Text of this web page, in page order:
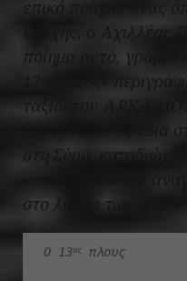
επικό ποίημα, ένας
εποχής, ο Αχιλλέας
ποίημα αυτό,
πλοῦς»
ταξίδι του
ξεφορτώσει εφόδια
στη Σύρο,
στο λιμάνι των
Ο 13 ος πλους